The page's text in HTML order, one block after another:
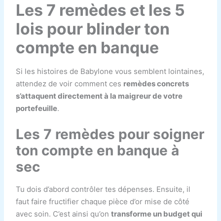
Les 7 remèdes et les 5
lois pour blinder ton
compte en banque
Si les histoires de Babylone vous semblent lointaines,
attendez de voir comment ces remèdes concrets
s’attaquent directement à la maigreur de votre
portefeuille.
Les 7 remèdes pour soigner
ton compte en banque à
sec
Tu dois d’abord contrôler tes dépenses. Ensuite, il
faut faire fructifier chaque pièce d’or mise de côté
avec soin. C’est ainsi qu’ontransforme un budget qui